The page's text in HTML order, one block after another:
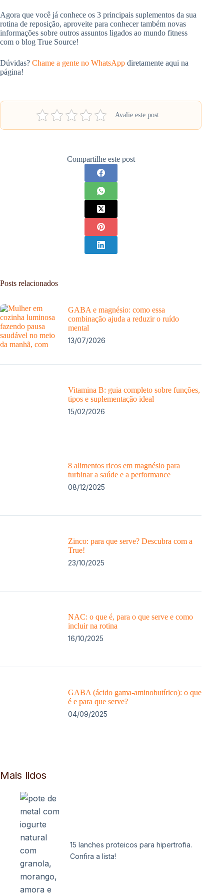
Agora que você já conhece os 3 principais suplementos da sua
rotina de reposição, aproveite para conhecer também novas
informações sobre outros assuntos ligados ao mundo fitness
com o blog True Source!
Dúvidas? Chame a gente no WhatsApp diretamente aqui na
página!
Avalie este post
Compartilhe este post
Posts relacionados
GABA e magnésio: como essa
combinação ajuda a reduzir o ruído
mental
13/07/2026
Vitamina B: guia completo sobre funções,
tipos e suplementação ideal
15/02/2026
8 alimentos ricos em magnésio para
turbinar a saúde e a performance
08/12/2025
Zinco: para que serve? Descubra com a
True!
23/10/2025
NAC: o que é, para o que serve e como
incluir na rotina
16/10/2025
GABA (ácido gama-aminobutírico): o que
é e para que serve?
04/09/2025
Mais lidos
15 lanches proteicos para hipertrofia.
Confira a lista!